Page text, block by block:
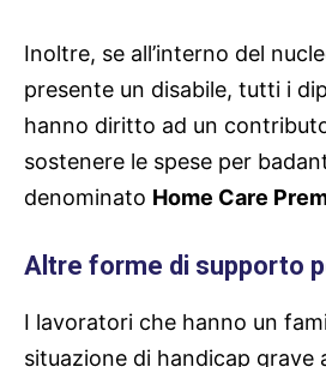
Inoltre, se all’interno del
presente un disabile, tutti i
hanno diritto ad un
sostenere le spese per
denominato Home Care
Altre forme di supporto
I lavoratori che hanno un
situazione di handicap grave